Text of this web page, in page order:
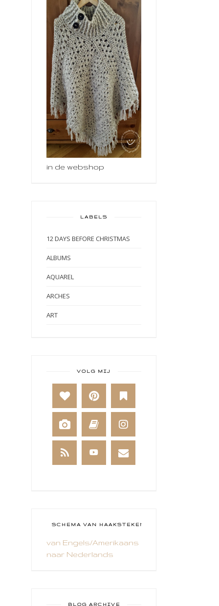
in de webshop
LABELS
12 DAYS BEFORE CHRISTMAS
ALBUMS
AQUAREL
ARCHES
ART
BAKKEN
BEESTENBOEL
BOEKEN
BREIEN
BRUSHO
CAMEO 4
CARDS ONLY
COZY COLORING
VOLG MIJ
SCHEMA VAN HAAKSTEKEN
van Engels/Amerikaans
naar Nederlands
BLOG ARCHIVE